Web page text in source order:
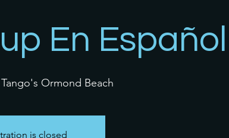
En Español
Tango's Ormond Beach
is closed